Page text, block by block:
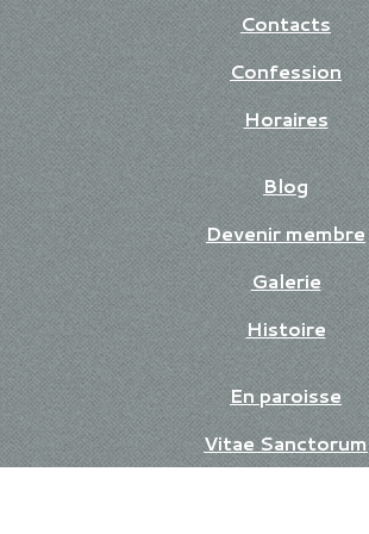
Contacts
Confession
Horaires
Blog
Devenir membre
Galerie
Histoire
En paroisse
Vitae Sanctorum